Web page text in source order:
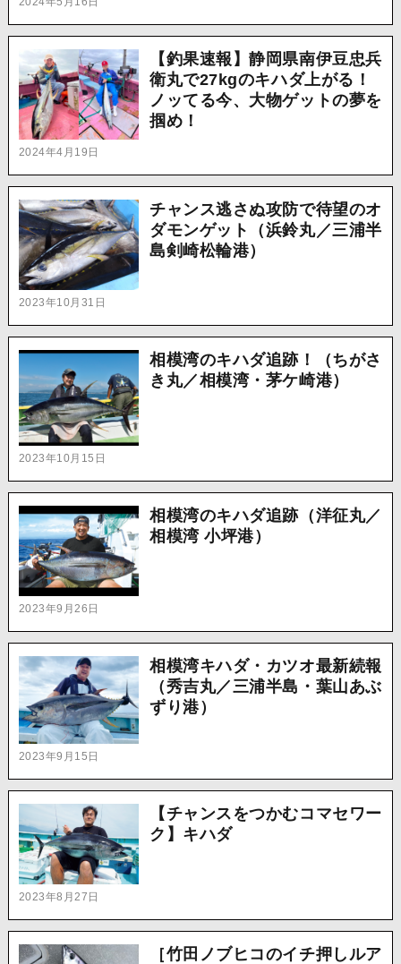
2024年4月19日
【釣果速報】静岡県南伊豆忠兵
衛丸で27kgのキハダ上がる！
ノッてる今、大物ゲットの夢を
掴め！
2023年10月31日
チャンス逃さぬ攻防で待望のオ
ダモンゲット（浜鈴丸／三浦半
島剣崎松輪港）
2023年10月15日
相模湾のキハダ追跡！（ちがさ
き丸／相模湾・茅ケ崎港）
2023年9月26日
相模湾のキハダ追跡（洋征丸／
相模湾 小坪港）
2023年9月15日
相模湾キハダ・カツオ最新続報
（秀吉丸／三浦半島・葉山あぶ
ずり港）
2023年8月27日
【チャンスをつかむコマセワー
ク】キハダ
［竹田ノブヒコのイチ押しルア